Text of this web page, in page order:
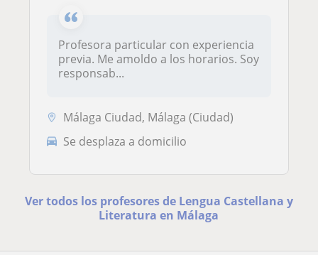
Profesora particular con experiencia
previa. Me amoldo a los horarios. Soy
responsab...
Málaga Ciudad, Málaga (Ciudad)
Se desplaza a domicilio
Ver todos los profesores de Lengua Castellana y
Literatura en Málaga